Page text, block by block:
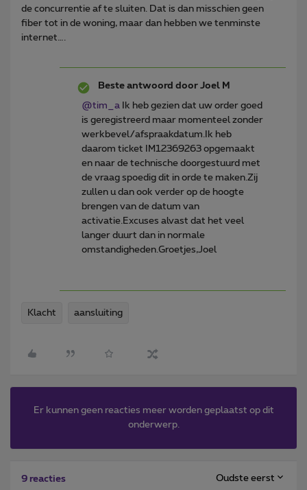
de concurrentie af te sluiten. Dat is dan misschien geen
fiber tot in de woning, maar dan hebben we tenminste
internet….
Beste antwoord door Joel M
@tim_a Ik heb gezien dat uw order goed
is geregistreerd maar momenteel zonder
werkbevel/afspraakdatum.Ik heb
daarom ticket IM12369263 opgemaakt
en naar de technische doorgestuurd met
de vraag spoedig dit in orde te maken.Zij
zullen u dan ook verder op de hoogte
brengen van de datum van
activatie.Excuses alvast dat het veel
langer duurt dan in normale
omstandigheden.Groetjes,Joel
Klacht aansluiting
Er kunnen geen reacties meer worden geplaatst op dit
onderwerp.
9 reacties Oudste eerst